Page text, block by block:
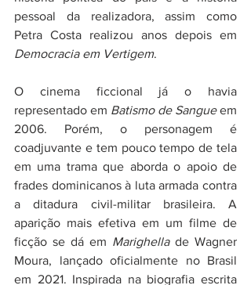
pessoal da realizadora, assim como
Democracia em Vertigem.
O cinema ficcional já o havia
representado em Batismo de Sangue em
2006. Porém, o personagem é
coadjuvante e tem pouco tempo de tela
em uma trama que aborda o apoio de
frades dominicanos à luta armada contra
a ditadura civil-militar brasileira. A
aparição mais efetiva em um filme de
ficção se dá em Marighella de Wagner
Moura, lançado oficialmente no Brasil
em 2021. Inspirada na biografia escrita